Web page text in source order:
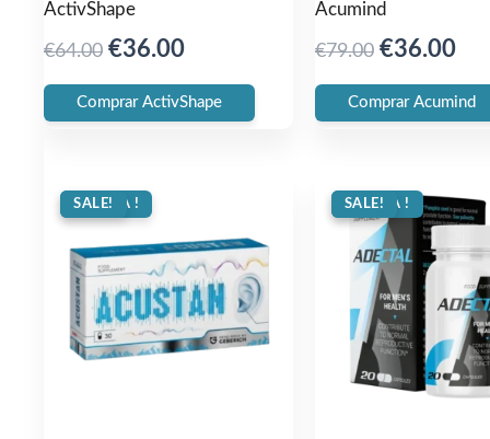
ActivShape
€64.00 Original
price
was:
€36.00Current
price
is:
Comprar ActivShape
Acumind
€79.00 Original
price
was:
€36.00
is:
Comprar Acumind
OFERTA !
SALE! OFERTA !
SALE!